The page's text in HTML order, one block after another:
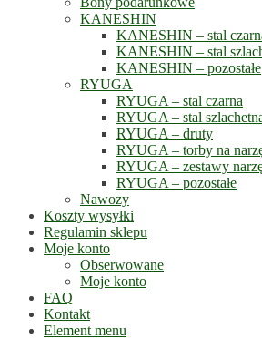
KANESHIN
KANESHIN – stal
KANESHIN – stal
KANESHIN – pozostałe
RYUGA
RYUGA – stal czarna
RYUGA – stal
RYUGA – druty
RYUGA – torby na
RYUGA – zestawy
RYUGA – pozostałe
Nawozy
Koszty wysyłki
Regulamin sklepu
Moje konto
Obserwowane
Moje konto
FAQ
Kontakt
Element menu